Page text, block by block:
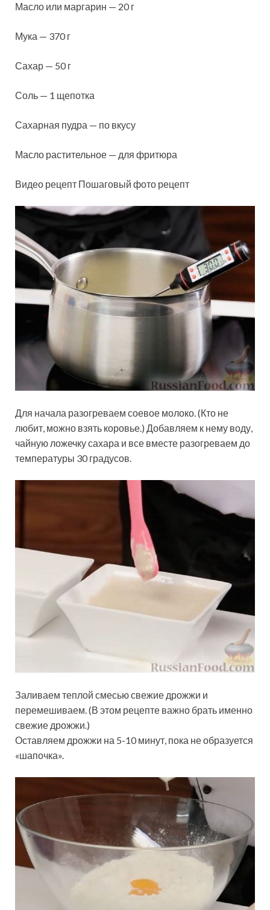
Масло или маргарин — 20 г
Мука — 370 г
Сахар — 50 г
Соль — 1 щепотка
Сахарная пудра — по вкусу
Масло растительное — для фритюра
Видео рецепт Пошаговый фото рецепт
Для начала разогреваем соевое молоко. (Кто не
любит, можно взять коровье.) Добавляем к нему воду,
чайную ложечку сахара и все вместе разогреваем до
температуры 30 градусов.
Заливаем теплой смесью свежие дрожжи и
перемешиваем. (В этом рецепте важно брать именно
свежие дрожжи.)
Оставляем дрожжи на 5-10 минут, пока не образуется
«шапочка».